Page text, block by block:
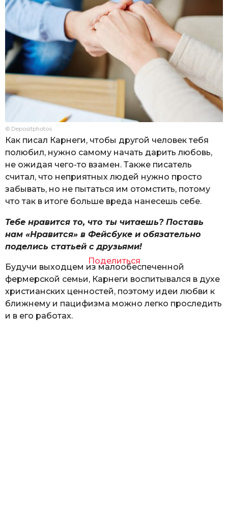
© Depositphotos
Как писал Карнеги, чтобы другой человек тебя
полюбил, нужно самому начать дарить любовь,
не ожидая чего-то взамен. Также писатель
считал, что неприятных людей нужно просто
забывать, но не пытаться им отомстить, потому
что так в итоге больше вреда нанесешь себе.
Тебе нравится то, что ты читаешь? Поставь
нам «Нравится» в Фейсбуке и обязательно
поделись статьей с друзьями!
Поделиться
Будучи выходцем из малообеспеченной
фермерской семьи, Карнеги воспитывался в духе
христианских ценностей, поэтому идеи любви к
ближнему и пацифизма можно легко проследить
и в его работах.